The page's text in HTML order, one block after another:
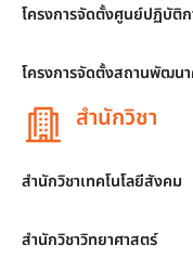
โครงการจัดตั้งศูนย์ปฏิบัติ
โครงการจัดตั้งสถานพัฒน
สำนักวิชา
สำนักวิชาเทคโนโลยีสังคม
สำนักวิชาวิทยาศาสตร์